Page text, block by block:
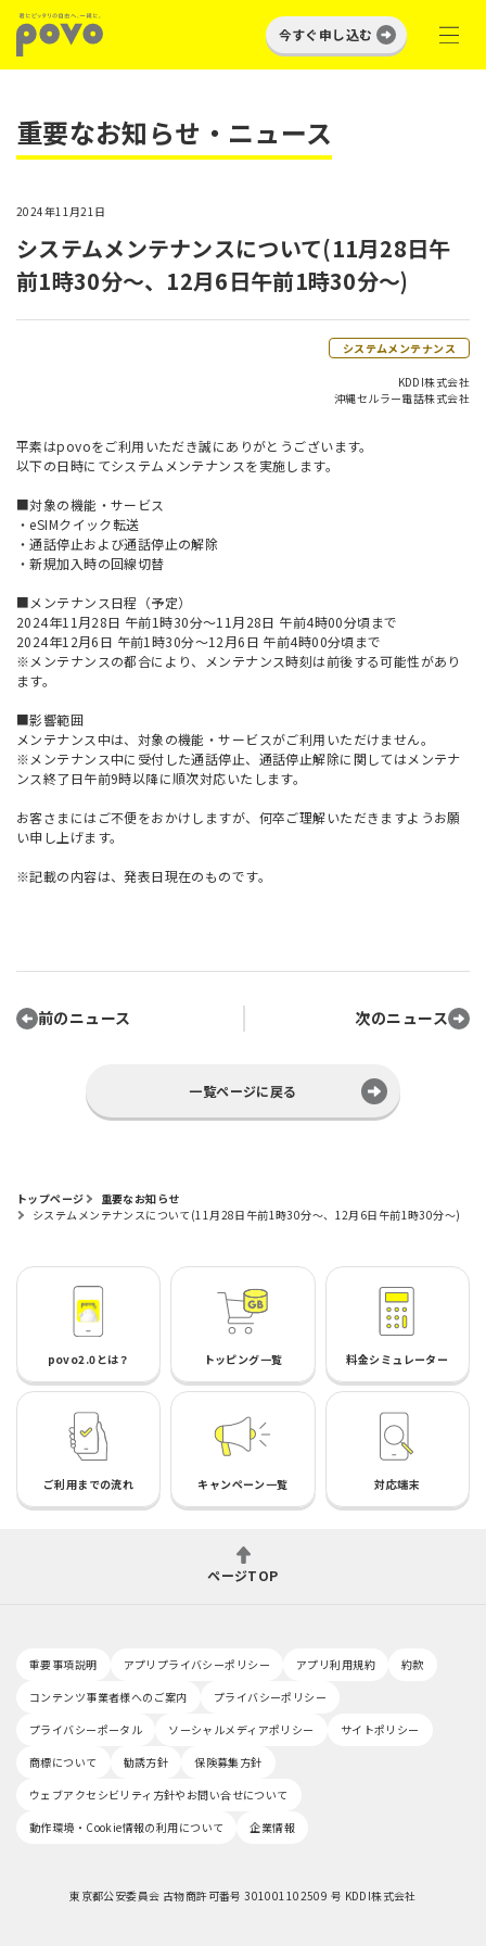
今すぐ申し込む
重要なお知らせ・ニュース
2024年11月21日
システムメンテナンスについて(11月28日午
前1時30分～、12月6日午前1時30分～)
システムメンテナンス
KDDI株式会社
沖縄セルラー電話株式会社
平素はpovoをご利用いただき誠にありがとうございます。
以下の日時にてシステムメンテナンスを実施します。
■対象の機能・サービス
・eSIMクイック転送
・通話停止および通話停止の解除
・新規加入時の回線切替
■メンテナンス日程（予定）
2024年11月28日 午前1時30分～11月28日 午前4時00分頃まで
2024年12月6日 午前1時30分～12月6日 午前4時00分頃まで
※メンテナンスの都合により、メンテナンス時刻は前後する可能性があり
ます。
■影響範囲
メンテナンス中は、対象の機能・サービスがご利用いただけません。
※メンテナンス中に受付した通話停止、通話停止解除に関してはメンテナ
ンス終了日午前9時以降に順次対応いたします。
お客さまにはご不便をおかけしますが、何卒ご理解いただきますようお願
い申し上げます。
※記載の内容は、発表日現在のものです。
前のニュース 次のニュース
一覧ページに戻る
トップページ
重要なお知らせ
システムメンテナンスについて(11月28日午前1時30分～、12月6日午前1時30分～)
povo2.0とは？ トッピング一覧 料金シミュレーター
ご利用までの流れ キャンペーン一覧 対応端末
ページTOP
重要事項説明 アプリプライバシーポリシー アプリ利用規約
約款
コンテンツ事業者様へのご案内
プライバシーポリシー
プライバシーポータル
ソーシャルメディアポリシー
サイトポリシー
商標について
勧誘方針
保険募集方針
ウェブアクセシビリティ方針やお問い合せについて
動作環境・Cookie情報の利用について
企業情報
東京都公安委員会 古物商許可番号 301001102509 号 KDDI株式会社